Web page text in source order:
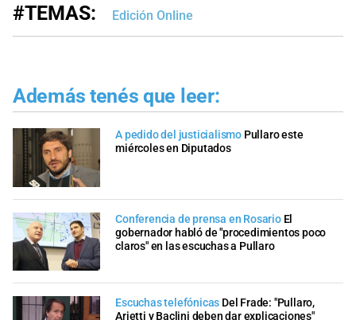
#TEMAS: Edición Online
Además tenés que leer:
A pedido del justicialismo Pullaro este
miércoles en Diputados
Conferencia de prensa en Rosario El
gobernador habló de "procedimientos poco
claros" en las escuchas a Pullaro
Escuchas telefónicas Del Frade: "Pullaro,
Arietti y Baclini deben dar explicaciones"